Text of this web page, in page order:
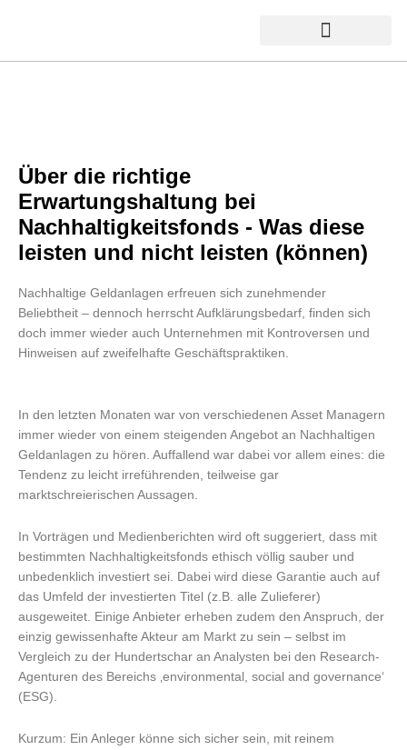
Über die richtige
Erwartungshaltung bei
Nachhaltigkeitsfonds - Was diese
leisten und nicht leisten (können)
Nachhaltige Geldanlagen erfreuen sich zunehmender
Beliebtheit – dennoch herrscht Aufklärungsbedarf, finden sich
doch immer wieder auch Unternehmen mit Kontroversen und
Hinweisen auf zweifelhafte Geschäftspraktiken.
In den letzten Monaten war von verschiedenen Asset Managern
immer wieder von einem steigenden Angebot an Nachhaltigen
Geldanlagen zu hören. Auffallend war dabei vor allem eines: die
Tendenz zu leicht irreführenden, teilweise gar
marktschreierischen Aussagen.
In Vorträgen und Medienberichten wird oft suggeriert, dass mit
bestimmten Nachhaltigkeitsfonds ethisch völlig sauber und
unbedenklich investiert sei. Dabei wird diese Garantie auch auf
das Umfeld der investierten Titel (z.B. alle Zulieferer)
ausgeweitet. Einige Anbieter erheben zudem den Anspruch, der
einzig gewissenhafte Akteur am Markt zu sein – selbst im
Vergleich zu der Hundertschar an Analysten bei den Research-
Agenturen des Bereichs ‚environmental, social and governance‘
(ESG).
Kurzum: Ein Anleger könne sich sicher sein, mit reinem